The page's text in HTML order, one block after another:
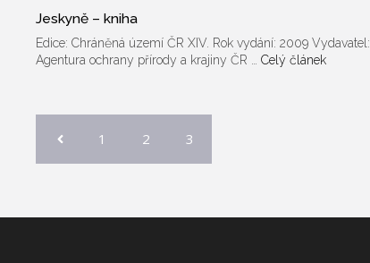
Jeskyně – kniha
Edice: Chráněná území ČR XIV. Rok vydání: 2009 Vydavatel:
Agentura ochrany přírody a krajiny ČR … Celý článek
1 2 3